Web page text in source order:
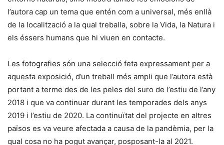
l’autora cap un tema que entén com a universal, més enllà
de la localització a la qual treballa, sobre la Vida, la Natura i
els éssers humans que hi viuen en contacte.
Les fotografies són una selecció feta expressament per a
aquesta exposició, d’un treball més ampli que l’autora està
portant a terme des de les peles del suro de l’estiu de l’any
2018 i que va continuar durant les temporades dels anys
2019 i l’estiu de 2020. La continuïtat del projecte en altres
països es va veure afectada a causa de la pandèmia, per la
qual cosa no ha pogut avançar, posposant-la al 2021.